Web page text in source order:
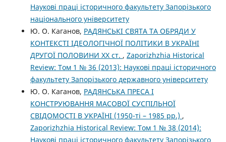
Наукові праці історичного факультету Запорізького
національного університету
Ю. О. Каганов, РАДЯНСЬКІ СВЯТА ТА ОБРЯДИ У
КОНТЕКСТІ ІДЕОЛОГІЧНОЇ ПОЛІТИКИ В УКРАЇНІ
ДРУГОЇ ПОЛОВИНИ XX ст. , Zaporizhzhia Historical
Review: Том 1 № 36 (2013): Наукові праці історичного
факультету Запорізького державного університету
Ю. О. Каганов, РАДЯНСЬКА ПРЕСА І
КОНСТРУЮВАННЯ МАСОВОЇ СУСПІЛЬНОЇ
СВІДОМОСТІ В УКРАЇНІ (1950-ті – 1985 рр.) ,
Zaporizhzhia Historical Review: Том 1 № 38 (2014):
Наукові праці історичного факультету Запорізького